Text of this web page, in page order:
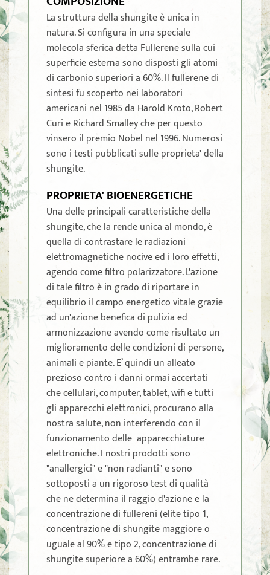
La struttura della shungite è unica in
natura. Si configura in una speciale
molecola sferica detta Fullerene sulla cui
superficie esterna sono disposti gli atomi
di carbonio superiori a 60%. Il fullerene di
sintesi fu scoperto nei laboratori
americani nel 1985 da Harold Kroto, Robert
Curi e Richard Smalley che per questo
vinsero il premio Nobel nel 1996. Numerosi
sono i testi pubblicati sulle proprieta' della
shungite.
PROPRIETA' BIOENERGETICHE
Una delle principali caratteristiche della
shungite, che la rende unica al mondo, è
quella di contrastare le radiazioni
elettromagnetiche nocive ed i loro effetti,
agendo come filtro polarizzatore. L'azione
di tale filtro è in grado di riportare in
equilibrio il campo energetico vitale grazie
ad un'azione benefica di pulizia ed
armonizzazione avendo come risultato un
miglioramento delle condizioni di persone,
animali e piante. E’ quindi un alleato
prezioso contro i danni ormai accertati
che cellulari, computer, tablet, wifi e tutti
gli apparecchi elettronici, procurano alla
nostra salute, non interferendo con il
funzionamento delle apparecchiature
elettroniche. I nostri prodotti sono
"anallergici" e "non radianti" e sono
sottoposti a un rigoroso test di qualità
che ne determina il raggio d'azione e la
concentrazione di fullereni (elite tipo 1,
concentrazione di shungite maggiore o
uguale al 90% e tipo 2, concentrazione di
shungite superiore a 60%) entrambe rare.